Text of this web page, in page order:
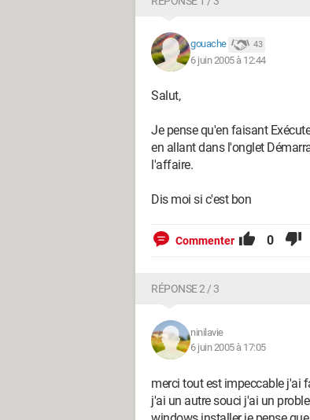
gouache 43
6 juin 2005 à 12:44
Salut,
Je pense qu'en faisant
en allant dans l'onglet
l'affaire.
Dis moi si c'est bon
Commenter 0
RÉPONSE 2 / 3
ninilavie
6 juin 2005 à 17:05
merci tout est impeccable j'ai
j'ai un autre souci j'ai un